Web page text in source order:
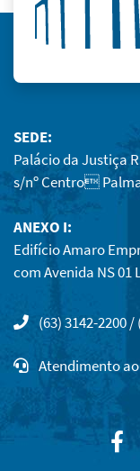
SEDE:
Palácio da Justiça
s/nº Centro
ANEXO I:
Edifício Amaro
com Avenida NS 01
(63) 3142-2200 /
Atendimento ao